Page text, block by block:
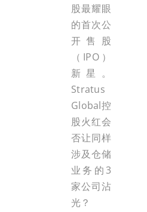
股最耀眼
的首次公
开售股
（IPO）
新星。
Stratus
Global控
股火红会
否让同样
涉及仓储
业务的3
家公司沾
光？